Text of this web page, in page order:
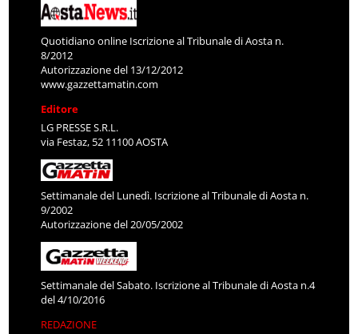
Quotidiano online Iscrizione al Tribunale di Aosta n.
8/2012
Autorizzazione del 13/12/2012
www.gazzettamatin.com
Editore
LG PRESSE S.R.L.
via Festaz, 52 11100 AOSTA
Settimanale del Lunedì. Iscrizione al Tribunale di Aosta n.
9/2002
Autorizzazione del 20/05/2002
Settimanale del Sabato. Iscrizione al Tribunale di Aosta n.4
del 4/10/2016
REDAZIONE